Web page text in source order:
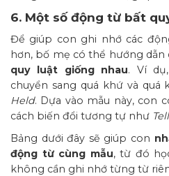
6. Một số động từ bất
Để giúp con ghi nhớ các
hơn, bố mẹ có thể hướng dẫn
quy luật giống nhau. Ví
chuyển sang quá khứ và
Held. Dựa vào mẫu này, con
cách biến đổi tương tự như Tell
Bảng dưới đây sẽ giúp con
động từ cùng mẫu, từ đó
không cần ghi nhớ từng từ